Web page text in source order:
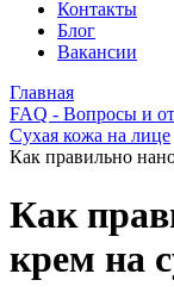
Контакты
Блог
Вакансии
Главная
FAQ - Вопросы и
Сухая кожа на лице
Как правильно
Как
крем на